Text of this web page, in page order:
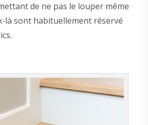
de ne pas le louper même
là sont habituellement réservé